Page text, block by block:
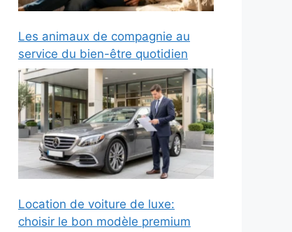
Les animaux de compagnie au
service du bien-être quotidien
Location de voiture de luxe:
choisir le bon modèle premium